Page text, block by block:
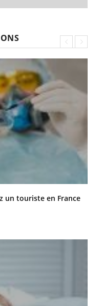
un touriste en France